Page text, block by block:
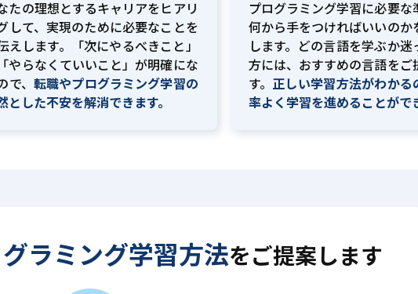
たの理想とするキャリアをヒアリ
して、実現のために必要なことを
えします。「次にやるべきこと」
やらなくていいこと」が明確にな
で、 転職やプログラミング学習の
とした不安を解消できます。
プログラミング学習に必要な
何から手をつければいいのか
します。どの言語を学ぶか迷
方には、おすすめの言語をご
す。 正しい学習方法がわかる
率よく学習を進めることがで
ラミング学習方法をご提案します